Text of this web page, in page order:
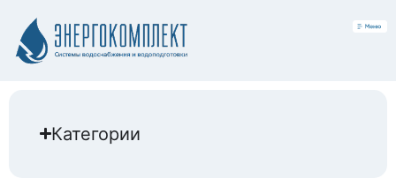
Категории